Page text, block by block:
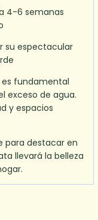
4-6 semanas
su espectacular
es fundamental
exceso de agua.
y espacios
para destacar en
llevará la belleza